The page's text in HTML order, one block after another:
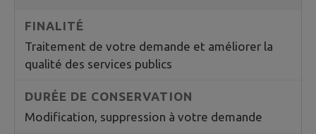
Traitement de votre demande et améliorer la
qualité des services publics
Modification, suppression à votre demande